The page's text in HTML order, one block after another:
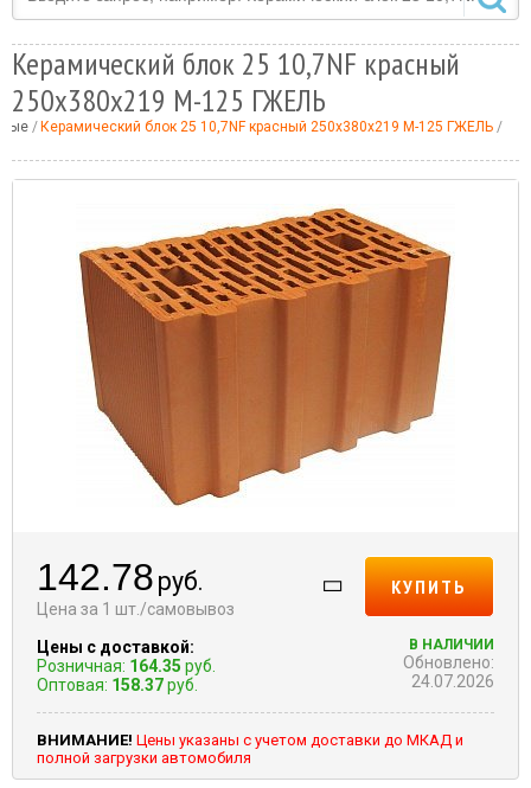
Керамический блок 25 10,7NF красный
250x380x219 М-125 ГЖЕЛЬ
Керамический блок 25 10,7NF красный 250x380x219 М-125 ГЖЕЛЬ
142.78 руб.
Цена за 1 шт./самовывоз
Цены с доставкой:
Розничная: 164.35 руб.
Оптовая: 158.37руб.
КУПИТЬ
В НАЛИЧИИ
Обновлено:
24.07.2026
ВНИМАНИЕ! Цены указаны с учетом доставки до МКАД и
полной загрузки автомобиля